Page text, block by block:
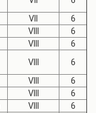
VII
6
VIII
6
VIII
6
VIII
6
VIII
6
VIII
6
VIII
6